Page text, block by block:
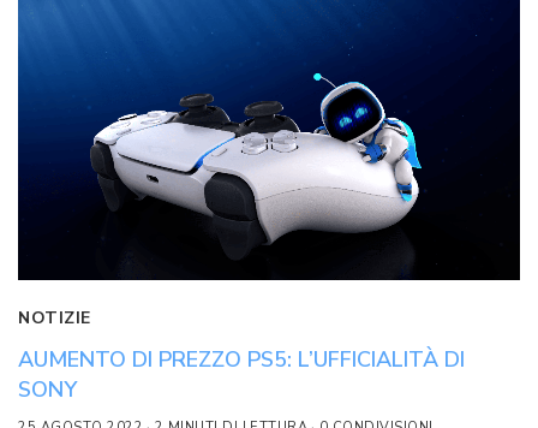
NOTIZIE
AUMENTO DI PREZZO PS5: L’UFFICIALITÀ DI
SONY